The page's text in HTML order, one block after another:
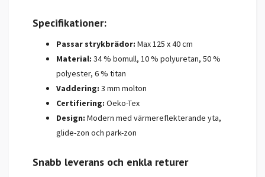
Specifikationer:
Passar strykbrädor: Max 125 x 40 cm
Material: 34 % bomull, 10 % polyuretan, 50 %
polyester, 6 % titan
Vaddering: 3 mm molton
Certifiering: Oeko-Tex
Design: Modern med värmereflekterande yta,
glide-zon och park-zon
Snabb leverans och enkla returer